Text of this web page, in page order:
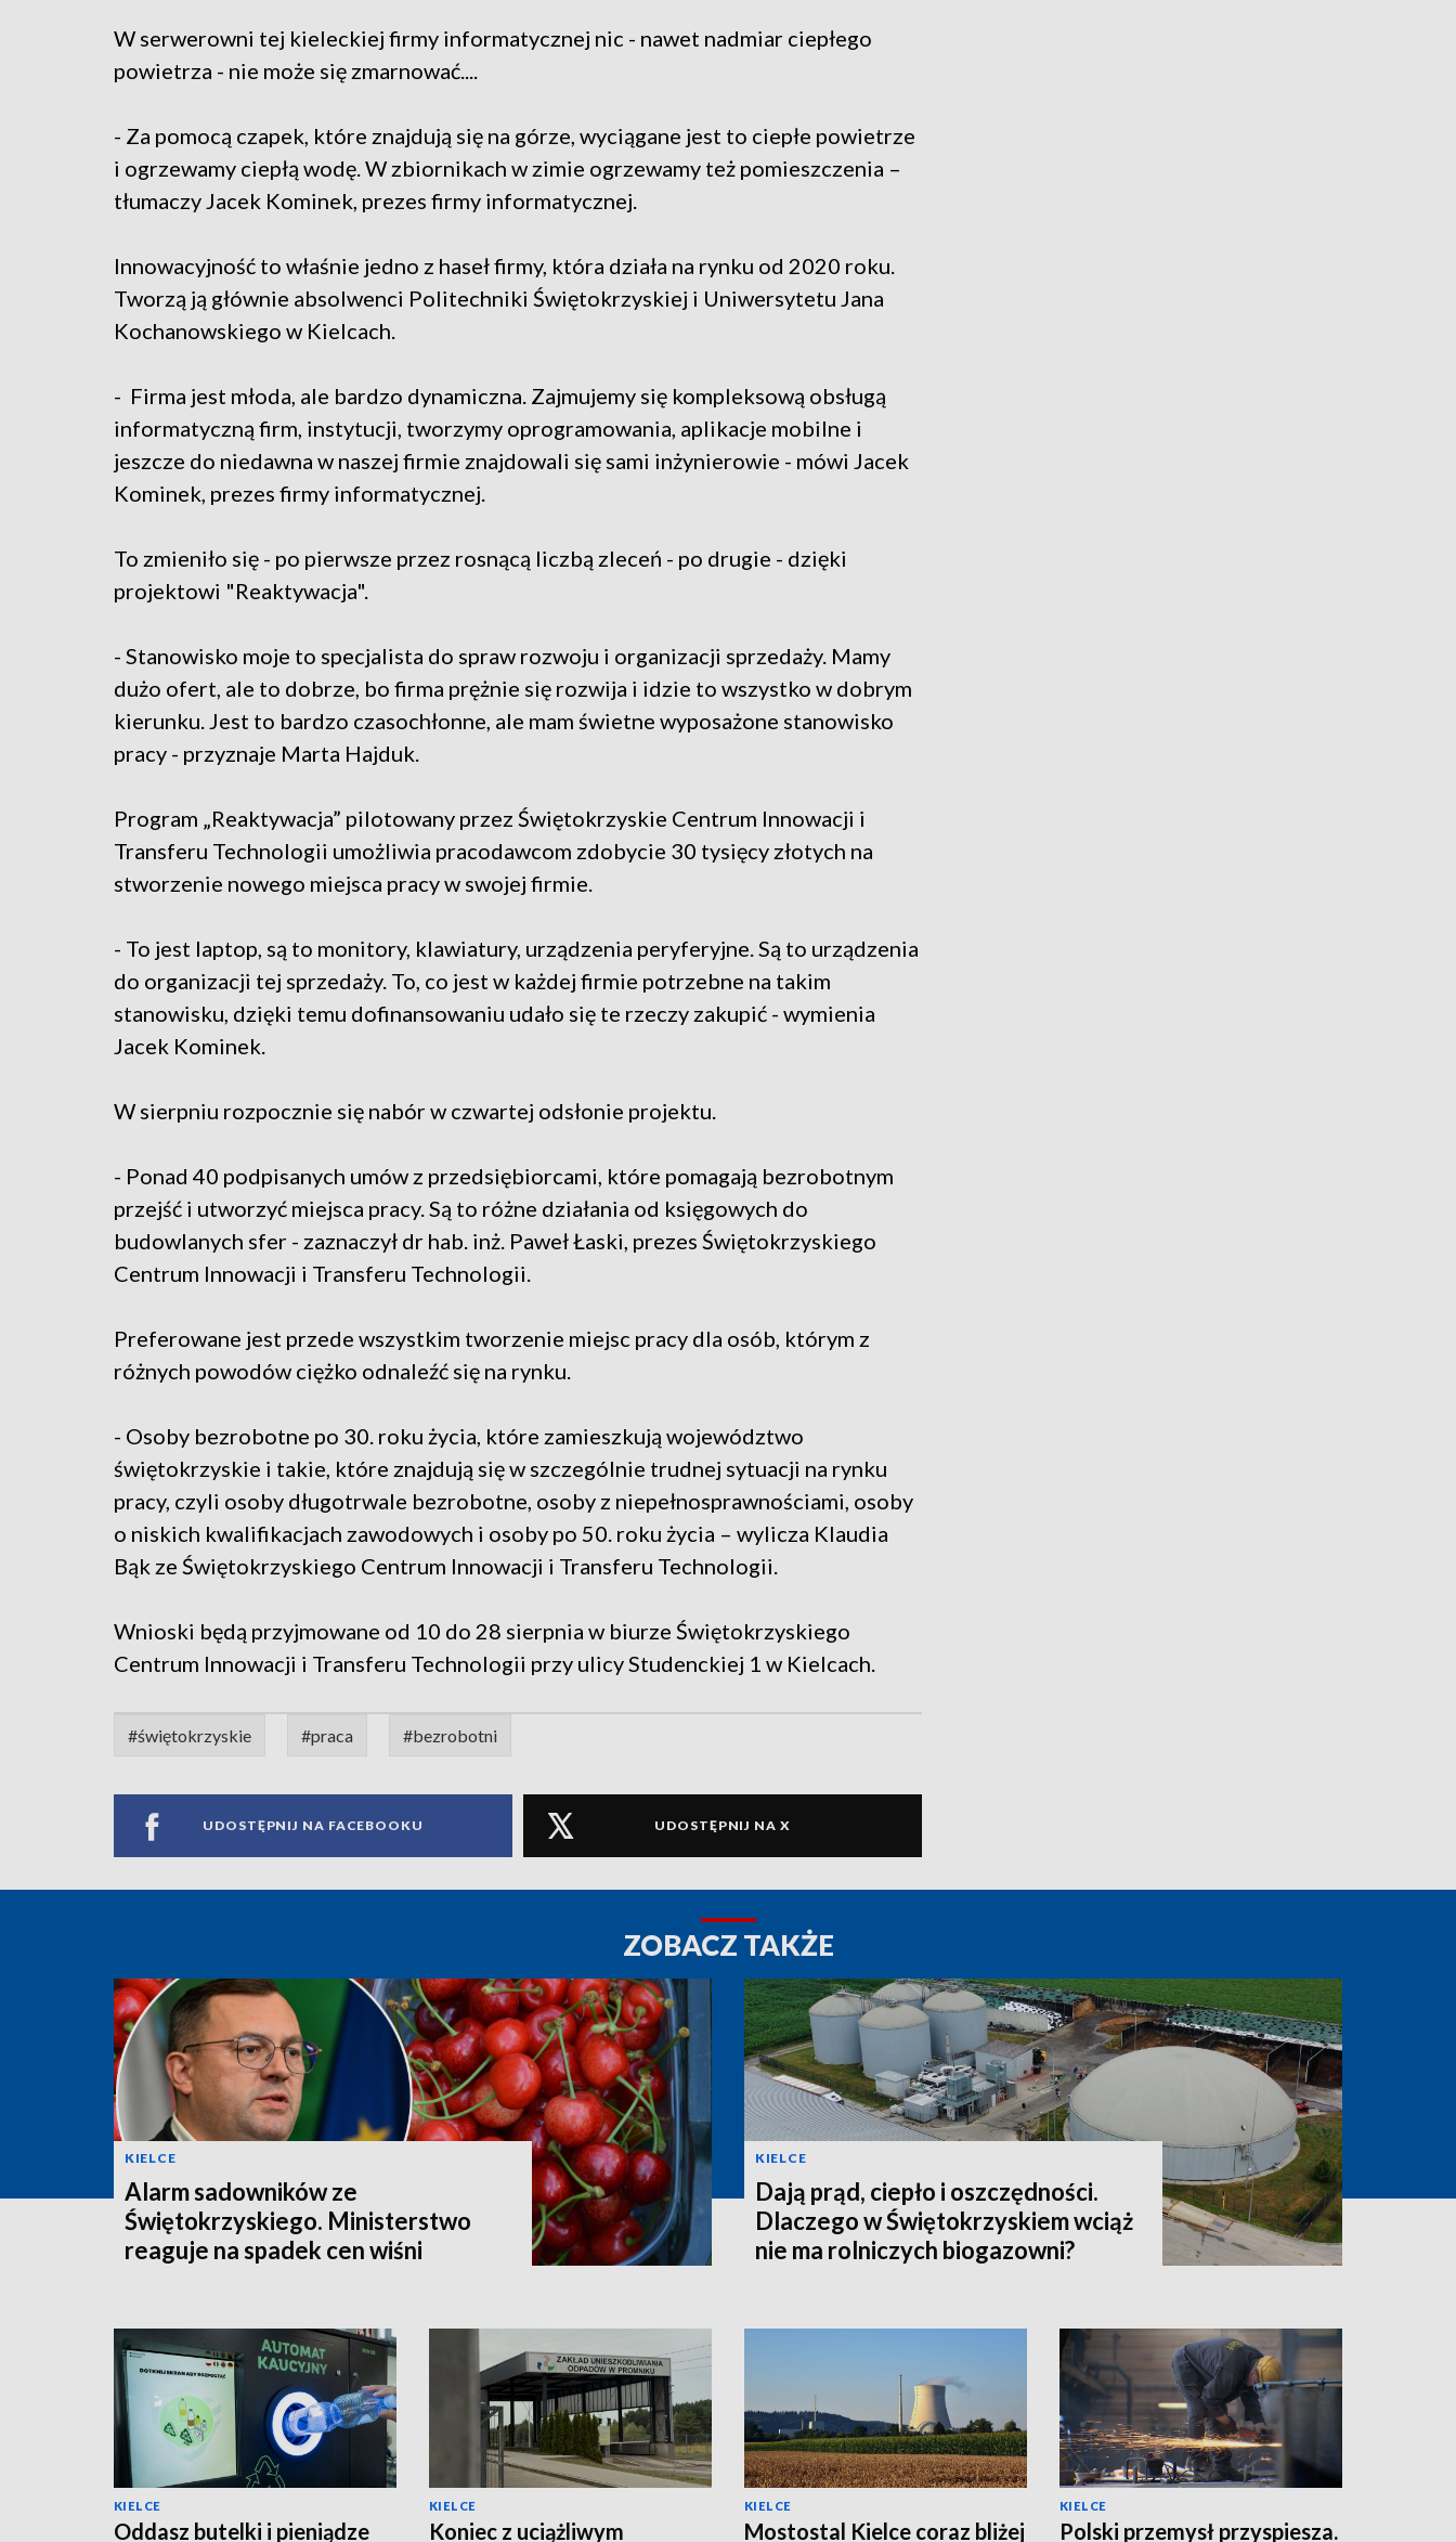
W serwerowni tej kieleckiej firmy informatycznej nic - nawet nadmiar ciepłego
powietrza - nie może się zmarnować....
- Za pomocą czapek, które znajdują się na górze, wyciągane jest to ciepłe powietrze
i ogrzewamy ciepłą wodę. W zbiornikach w zimie ogrzewamy też pomieszczenia –
tłumaczy Jacek Kominek, prezes firmy informatycznej.
Innowacyjność to właśnie jedno z haseł firmy, która działa na rynku od 2020 roku.
Tworzą ją głównie absolwenci Politechniki Świętokrzyskiej i Uniwersytetu Jana
Kochanowskiego w Kielcach.
- Firma jest młoda, ale bardzo dynamiczna. Zajmujemy się kompleksową obsługą
informatyczną firm, instytucji, tworzymy oprogramowania, aplikacje mobilne i
jeszcze do niedawna w naszej firmie znajdowali się sami inżynierowie - mówi Jacek
Kominek, prezes firmy informatycznej.
To zmieniło się - po pierwsze przez rosnącą liczbą zleceń - po drugie - dzięki
projektowi "Reaktywacja".
- Stanowisko moje to specjalista do spraw rozwoju i organizacji sprzedaży. Mamy
dużo ofert, ale to dobrze, bo firma prężnie się rozwija i idzie to wszystko w dobrym
kierunku. Jest to bardzo czasochłonne, ale mam świetne wyposażone stanowisko
pracy - przyznaje Marta Hajduk.
Program „Reaktywacja” pilotowany przez Świętokrzyskie Centrum Innowacji i
Transferu Technologii umożliwia pracodawcom zdobycie 30 tysięcy złotych na
stworzenie nowego miejsca pracy w swojej firmie.
- To jest laptop, są to monitory, klawiatury, urządzenia peryferyjne. Są to urządzenia
do organizacji tej sprzedaży. To, co jest w każdej firmie potrzebne na takim
stanowisku, dzięki temu dofinansowaniu udało się te rzeczy zakupić - wymienia
Jacek Kominek.
W sierpniu rozpocznie się nabór w czwartej odsłonie projektu.
- Ponad 40 podpisanych umów z przedsiębiorcami, które pomagają bezrobotnym
przejść i utworzyć miejsca pracy. Są to różne działania od księgowych do
budowlanych sfer - zaznaczył dr hab. inż. Paweł Łaski, prezes Świętokrzyskiego
Centrum Innowacji i Transferu Technologii.
Preferowane jest przede wszystkim tworzenie miejsc pracy dla osób, którym z
różnych powodów ciężko odnaleźć się na rynku.
- Osoby bezrobotne po 30. roku życia, które zamieszkują województwo
świętokrzyskie i takie, które znajdują się w szczególnie trudnej sytuacji na rynku
pracy, czyli osoby długotrwale bezrobotne, osoby z niepełnosprawnościami, osoby
o niskich kwalifikacjach zawodowych i osoby po 50. roku życia – wylicza Klaudia
Bąk ze Świętokrzyskiego Centrum Innowacji i Transferu Technologii.
Wnioski będą przyjmowane od 10 do 28 sierpnia w biurze Świętokrzyskiego
Centrum Innowacji i Transferu Technologii przy ulicy Studenckiej 1 w Kielcach.
#świętokrzyskie #praca #bezrobotni
UDOSTĘPNIJ NA FACEBOOKU UDOSTĘPNIJ NA X
ZOBACZ TAKŻE
KIELCE
Alarm sadowników ze
Świętokrzyskiego. Ministerstwo
reaguje na spadek cen wiśni
KIELCE
Dają prąd, ciepło i oszczędności.
Dlaczego w Świętokrzyskiem wciąż
nie ma rolniczych biogazowni?
KIELCE
Oddasz butelki i pieniądze
KIELCE
Koniec z uciążliwym
KIELCE
Mostostal Kielce coraz bliżej
KIELCE
Polski przemysł przyspiesza.